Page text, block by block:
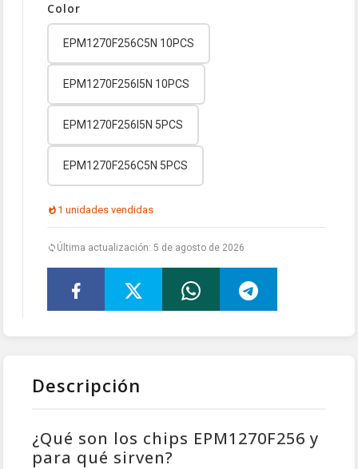
Color
EPM1270F256C5N 10PCS
EPM1270F256I5N 10PCS
EPM1270F256I5N 5PCS
EPM1270F256C5N 5PCS
1 unidades vendidas
Última actualización: 5 de agosto de 2026
Descripción
¿Qué son los chips EPM1270F256 y
para qué sirven?